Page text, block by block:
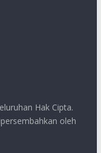
Hak Cipta.
oleh